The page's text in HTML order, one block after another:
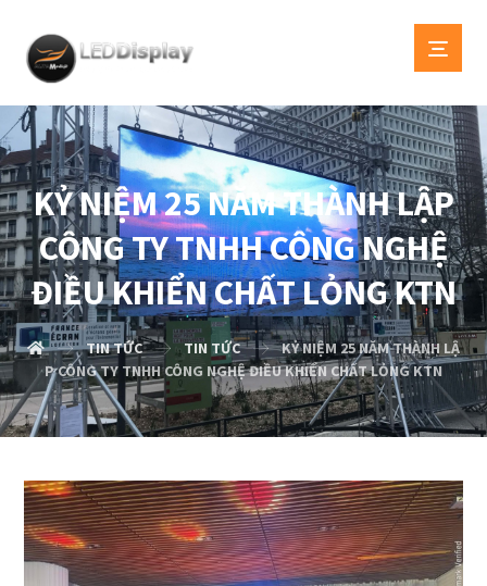
KỶ NIỆM 25 NĂM THÀNH LẬP
CÔNG TY TNHH CÔNG NGHỆ
ĐIỀU KHIỂN CHẤT LỎNG KTN
TIN TỨC TIN TỨC
KỶ NIỆM 25 NĂM THÀNH LẬ
P CÔNG TY TNHH CÔNG NGHỆ ĐIỀU KHIỂN CHẤT LỎNG KTN